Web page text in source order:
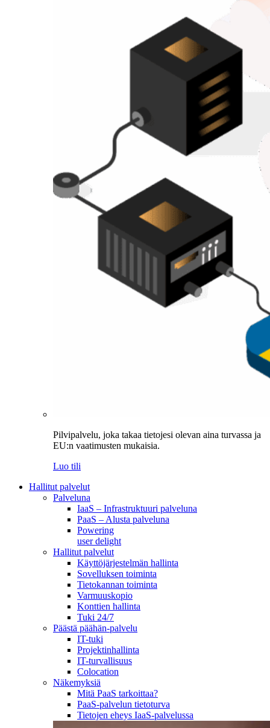
Pilvipalvelu, joka takaa tietojesi olevan aina turvassa ja
EU:n vaatimusten mukaisia.
Luo tili
Hallitut palvelut
Palveluna
IaaS – Infrastruktuuri palveluna
PaaS – Alusta palveluna
Powering
user delight
Hallitut palvelut
Käyttöjärjestelmän hallinta
Sovelluksen toiminta
Tietokannan toiminta
Varmuuskopio
Konttien hallinta
Tuki 24/7
Päästä päähän-palvelu
IT-tuki
Projektinhallinta
IT-turvallisuus
Colocation
Näkemyksiä
Mitä PaaS tarkoittaa?
PaaS-palvelun tietoturva
Tietojen eheys IaaS-palvelussa